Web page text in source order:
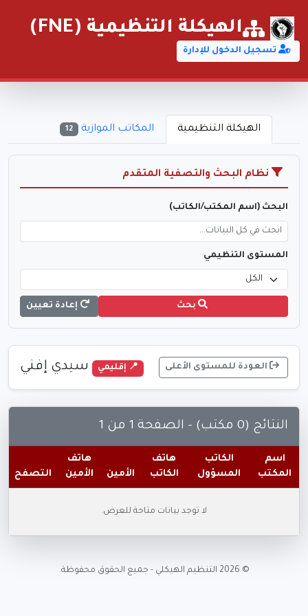
الهيكلة التنظيمية (FNE)
تسجيل الدخول للإدارة
الهيكلة التنظيمية المكاتب الموازية 12
نظام البحث والتصفية المتقدم
البحث (اسم المكتب/الكاتب)
المستوى التنظيمي
بحث إعادة تعيين
العودة للمستوى الأعلى 📍 إقليمي سيدي إفني
النتائج (0 مكتب) - الصفحة 1 من 1
اسم
المكتب
الكاتب
المسؤول
هاتف
الكاتب
الأمين
هاتف
الأمين
التصفح
لا توجد بيانات متاحة للعرض.
© 2026 التنظيم الهيكلي - جميع الحقوق محفوظة.